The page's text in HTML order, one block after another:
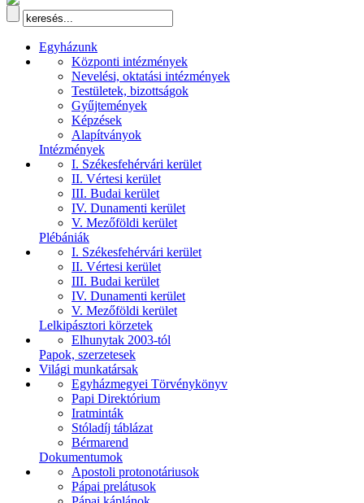
Egyházunk
Központi intézmények
Nevelési, oktatási intézmények
Testületek, bizottságok
Gyűjtemények
Képzések
Alapítványok
Intézmények
I. Székesfehérvári kerület
II. Vértesi kerület
III. Budai kerület
IV. Dunamenti kerület
V. Mezőföldi kerület
Plébániák
I. Székesfehérvári kerület
II. Vértesi kerület
III. Budai kerület
IV. Dunamenti kerület
V. Mezőföldi kerület
Lelkipásztori körzetek
Elhunytak 2003-tól
Papok, szerzetesek
Világi munkatársak
Egyházmegyei Törvénykönyv
Papi Direktórium
Iratminták
Stóladíj táblázat
Bérmarend
Dokumentumok
Apostoli protonotáriusok
Pápai prelátusok